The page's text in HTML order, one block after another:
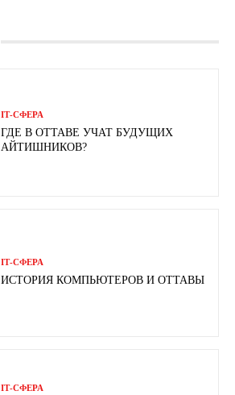
ІТ-СФЕРА
ГДЕ В ОТТАВЕ УЧАТ БУДУЩИХ
АЙТИШНИКОВ?
ІТ-СФЕРА
ИСТОРИЯ КОМПЬЮТЕРОВ И ОТТАВЫ
ІТ-СФЕРА